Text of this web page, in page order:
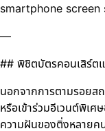
smartphone
—
## พิชิตบัตรคอนเสิร์ตแ
นอกจากการตามรอยส
หรือเข้าร่วมอีเวนต์พิเ
ความฝันของติ่งหลายค